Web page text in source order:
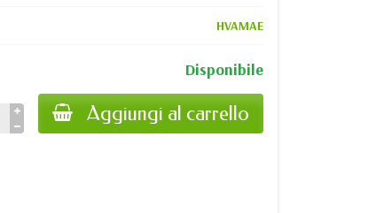
HVAMAE
Disponibile
Aggiungi al carrello